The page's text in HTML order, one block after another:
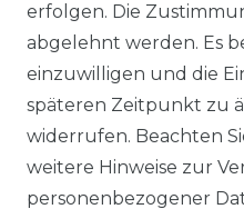
Impressum
erfolgen. Die
abgelehnt werden. Es
einzuwilligen und die
späteren Zeitpunkt zu
widerrufen. Beachten
weitere Hinweise zur
personenbezogener